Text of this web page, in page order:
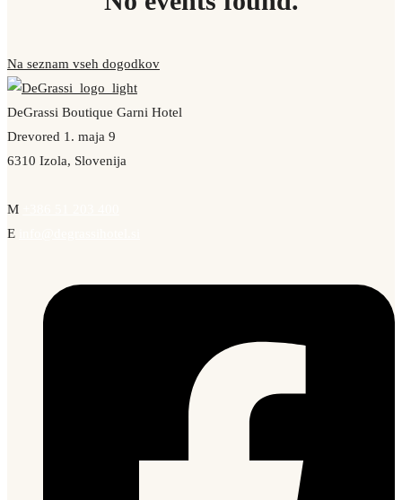
Na seznam vseh dogodkov
DeGrassi Boutique Garni Hotel
Drevored 1. maja 9
6310 Izola, Slovenija
M
E